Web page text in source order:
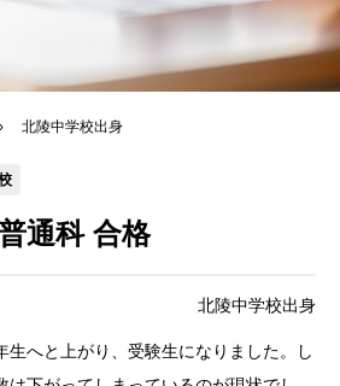
› 北陵中学校出身
通科 合格
北陵中学校出身
へと上がり、受験生になりました。し